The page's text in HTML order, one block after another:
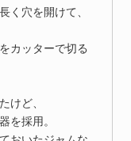
く穴を開けて、
カッターで切る
けど、
を採用。